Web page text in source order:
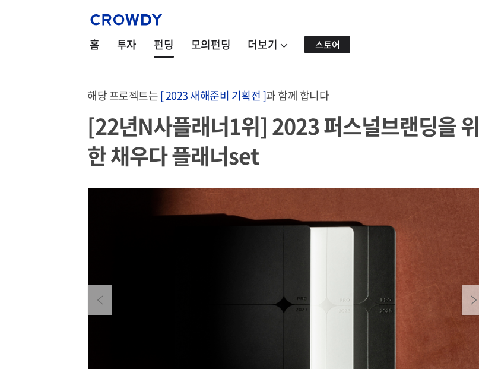
홈 투자 펀딩 모의펀딩 더보기 스토어
해당 프로젝트는[ 2023 새해준비 기획전 ]과 함께 합니다
[22년N사플래너1위] 2023 퍼스널브랜딩을 위
한 채우다 플래너set
Previous Next